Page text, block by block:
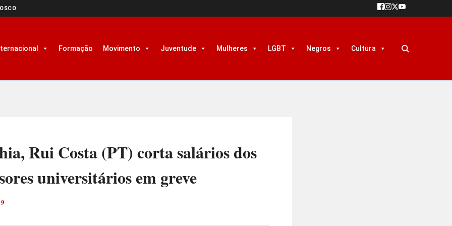
Formação Movimento Juventude Mulheres LGBT Negros Cultura
Rui Costa (PT) corta salários dos
universitários em greve